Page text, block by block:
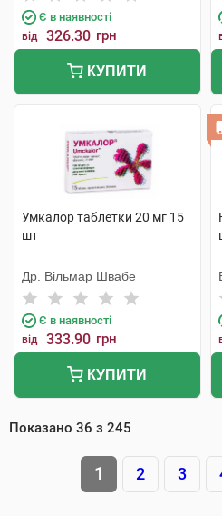
Є в наявності
від 326.30 грн
КУПИТИ
Умкалор таблетки 20 мг 15
шт
Др. Вільмар Швабе
Є в наявності
від 333.90 грн
КУПИТИ
Показано 36 з 245
1 2 3